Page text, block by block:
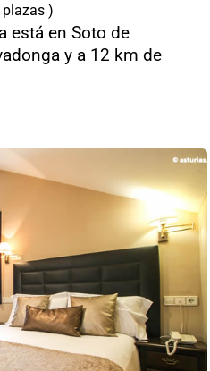
)
está en Soto de
y a 12 km de